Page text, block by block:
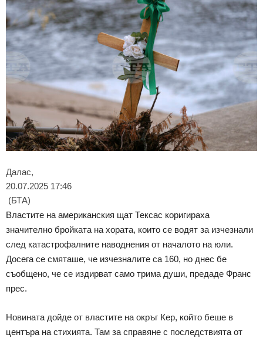
Далас,
20.07.2025 17:46
(БТА)
Властите на американския щат Тексас коригираха
значително бройката на хората, които се водят за изчезнали
след катастрофалните наводнения от началото на юли.
Досега се смяташе, че изчезналите са 160, но днес бе
съобщено, че се издирват само трима души, предаде Франс
прес.
Новината дойде от властите на окръг Кер, който беше в
центъра на стихията. Там за справяне с последствията от